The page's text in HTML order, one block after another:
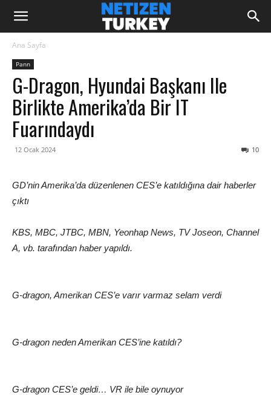
Ana Sayfa
Pann
G-Dragon, Hyundai Başkanı Ile
Birlikte Amerika’da Bir IT
Fuarındaydı
12 Ocak 2024 10
GD’nin Amerika’da düzenlenen CES’e katıldığına dair haberler
çıktı
KBS, MBC, JTBC, MBN, Yeonhap News, TV Joseon, Channel
A, vb. tarafından haber yapıldı.
G-dragon, Amerikan CES’e varır varmaz selam verdi
G-dragon neden Amerikan CES’ine katıldı?
G-dragon CES’e geldi… VR ile bile oynuyor